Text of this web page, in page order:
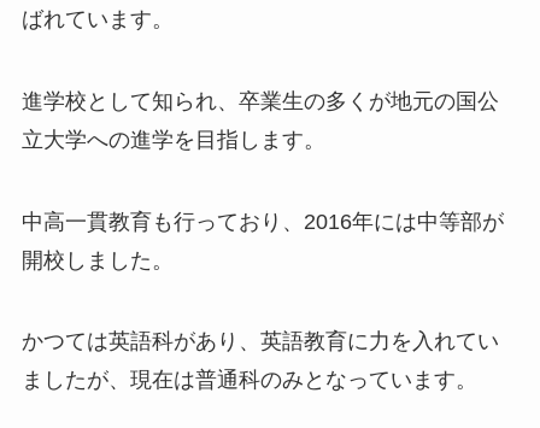
ばれています。
進学校として知られ、卒業生の多くが地元の国公
立大学への進学を目指します。
中高一貫教育も行っており、2016年には中等部が
開校しました。
かつては英語科があり、英語教育に力を入れてい
ましたが、現在は普通科のみとなっています。